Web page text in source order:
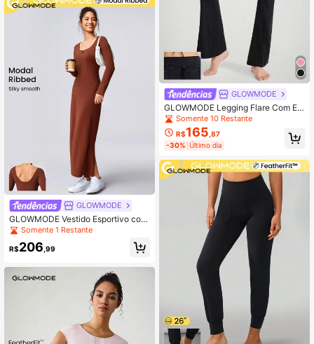
GLOWMODE
GLOWMODE Vestido Esportivo com
Detalhe de Fechadura na Gola e De
cote Aberto Atrás de Cor Sólida
Somente 1 Restante
R$206 ,99
GLOWMODE
GLOWMODE Legging Flare Com Elá
stico E Cordão Featherfit™ De 31 Po
legadas
Somente 10 Restante
R$165 ,87
-30% Último dia